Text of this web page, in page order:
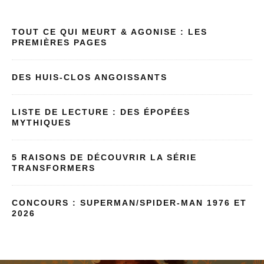
TOUT CE QUI MEURT & AGONISE : LES
PREMIÈRES PAGES
DES HUIS-CLOS ANGOISSANTS
LISTE DE LECTURE : DES ÉPOPÉES
MYTHIQUES
5 RAISONS DE DÉCOUVRIR LA SÉRIE
TRANSFORMERS
CONCOURS : SUPERMAN/SPIDER-MAN 1976 ET
2026